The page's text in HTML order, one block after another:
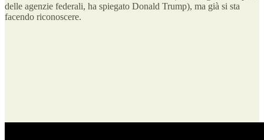
delle agenzie federali, ha spiegato Donald Trump), ma già si sta
facendo riconoscere.